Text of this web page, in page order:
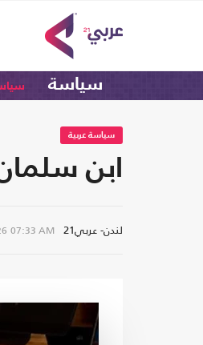
سياسة
سياسة عربية
ابن
لندن- عربي21 07:33 AM